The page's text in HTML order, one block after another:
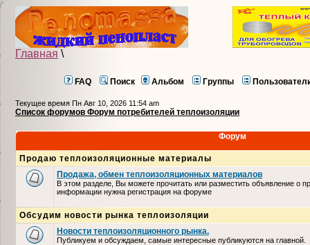
Главная \
FAQ Поиск Альбом Группы
Текущее время Пн Авг 10, 2026 11:54 am
Список форумов Форум потребителей теплоизоляции
Форум
Продаю теплоизоляционные материалы
Продажа, обмен теплоизоляционных материалов
В этом разделе, Вы можете прочитать или разместить объявление о
информации нужна регистрация на форуме
Обсудим новости рынка теплоизоляции
Новости теплоизоляционного рынка.
Публикуем и обсуждаем, самые интересные публикуются на главной.